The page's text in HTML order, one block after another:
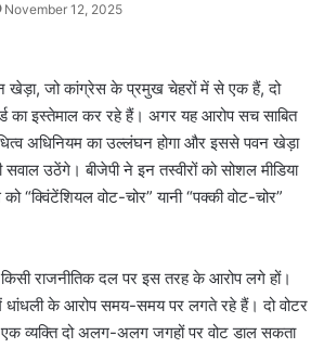
November 12, 2025
खेड़ा, जो कांग्रेस के प्रमुख चेहरों में से एक हैं, दो
का इस्तेमाल कर रहे हैं। अगर यह आरोप सच साबित
अधिनियम का उल्लंघन होगा और इससे पवन खेड़ा
उठेंगे। बीजेपी ने इन तस्वीरों को सोशल मीडिया
“क्विंटेंशियल वोट-चोर” यानी “पक्की वोट-चोर”
राजनीतिक दल पर इस तरह के आरोप लगे हों।
में धांधली के आरोप समय-समय पर लगते रहे हैं। दो वोटर
व्यक्ति दो अलग-अलग जगहों पर वोट डाल सकता